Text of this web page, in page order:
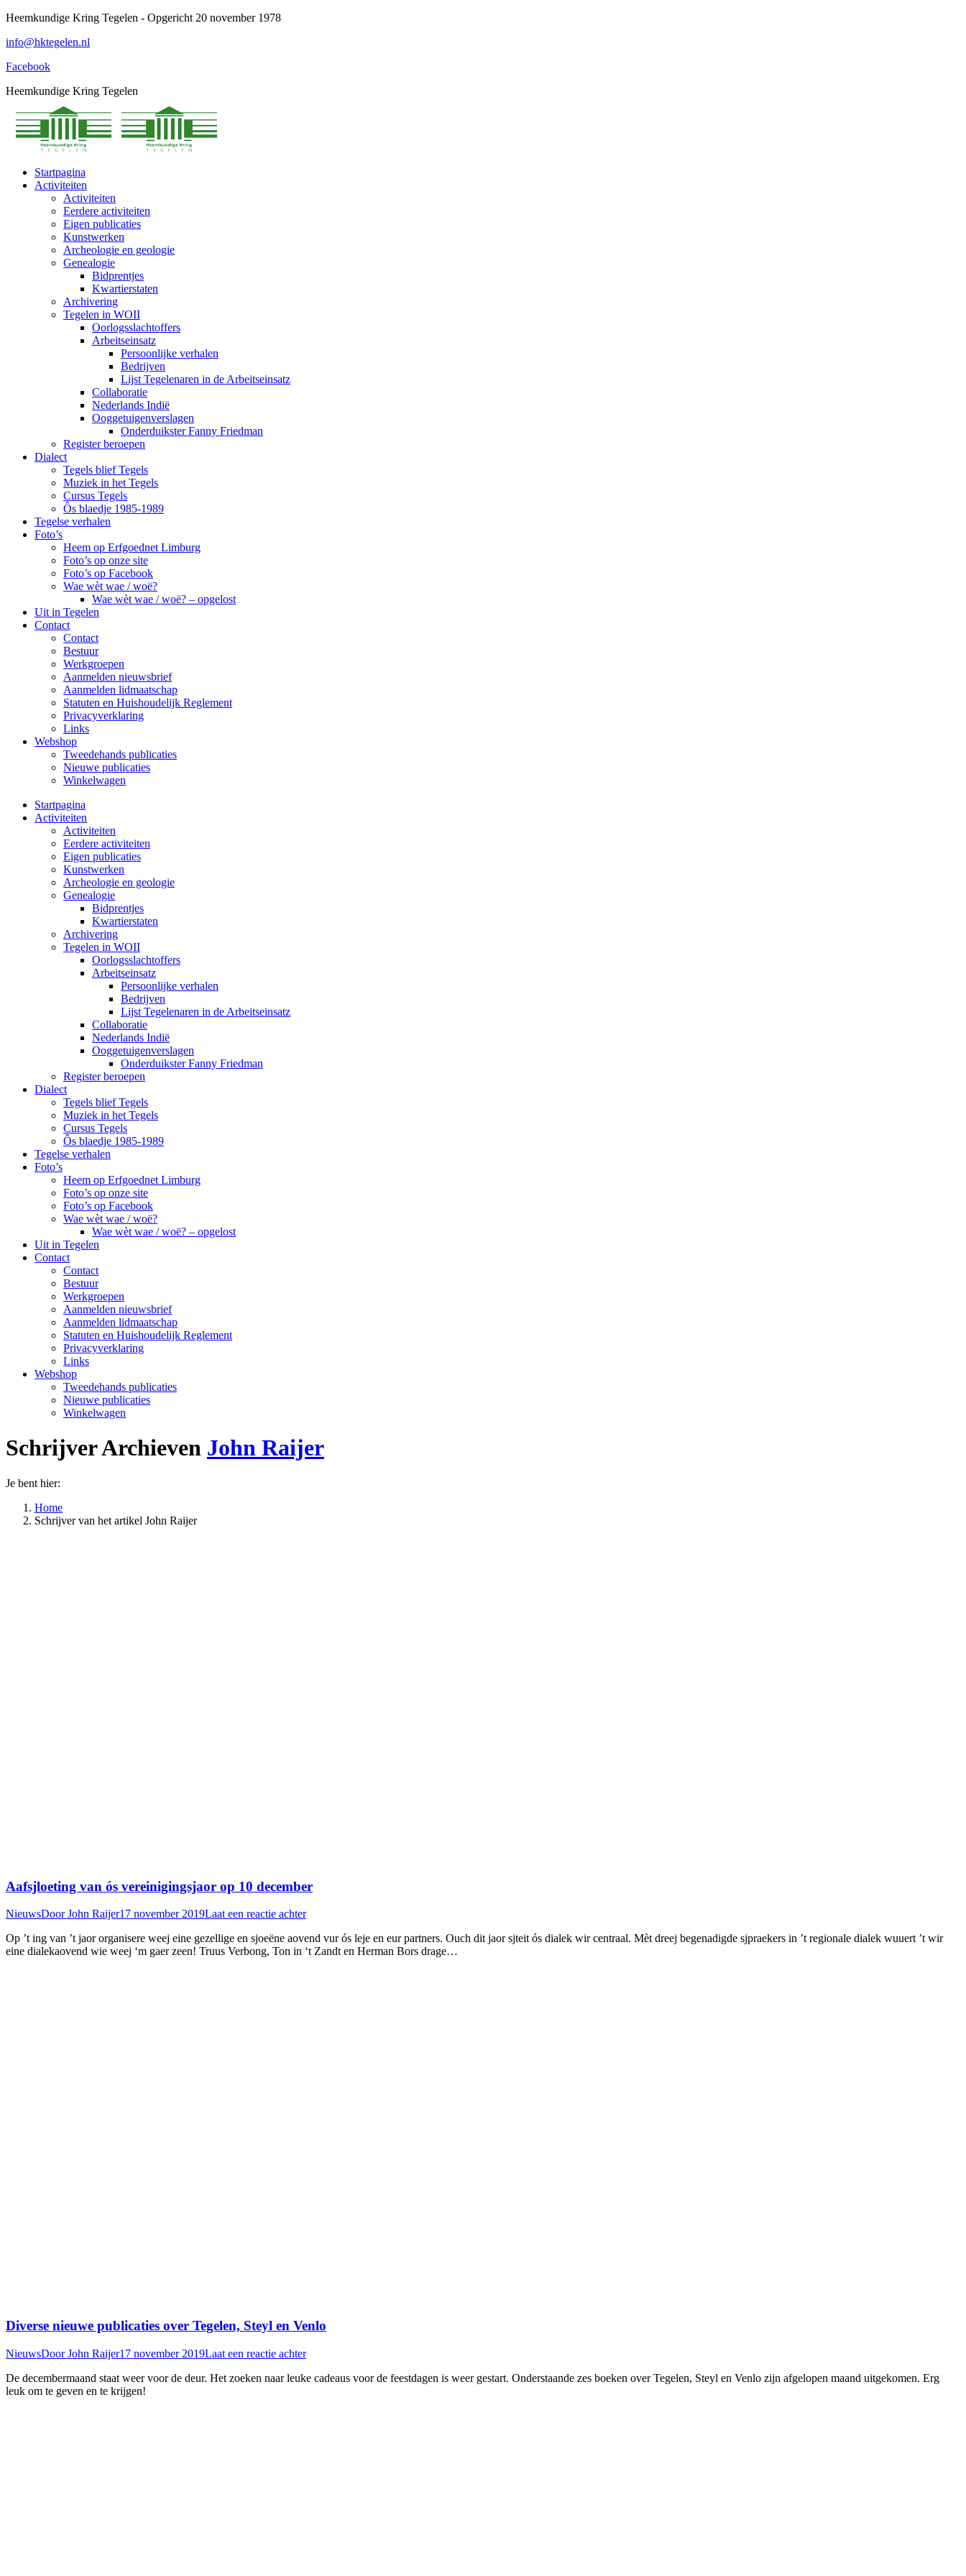
Spring
content
Heemkundige Kring Tegelen - Opgericht 20 november 1978
info@hktegelen.nl
Facebook
Heemkundige Kring Tegelen
Startpagina
Activiteiten
Activiteiten
Eerdere activiteiten
Eigen publicaties
Kunstwerken
Archeologie en geologie
Genealogie
Bidprentjes
Kwartierstaten
Archivering
Tegelen in WOII
Oorlogsslachtoffers
Arbeitseinsatz
Persoonlijke verhalen
Bedrijven
Lijst Tegelenaren in de Arbeitseinsatz
Collaboratie
Nederlands Indië
Ooggetuigenverslagen
Onderduikster Fanny Friedman
Register beroepen
Dialect
Tegels blief Tegels
Muziek in het Tegels
Cursus Tegels
Ôs blaedje 1985-1989
Tegelse verhalen
Foto’s
Heem op Erfgoednet Limburg
Foto’s op onze site
Foto’s op Facebook
Wae wèt wae / woë?
Wae wèt wae / woë? – opgelost
Uit in Tegelen
Contact
Contact
Bestuur
Werkgroepen
Aanmelden nieuwsbrief
Aanmelden lidmaatschap
Statuten en Huishoudelijk Reglement
Privacyverklaring
Links
Webshop
Tweedehands publicaties
Nieuwe publicaties
Winkelwagen
Startpagina
Activiteiten
Activiteiten
Eerdere activiteiten
Eigen publicaties
Kunstwerken
Archeologie en geologie
Genealogie
Bidprentjes
Kwartierstaten
Archivering
Tegelen in WOII
Oorlogsslachtoffers
Arbeitseinsatz
Persoonlijke verhalen
Bedrijven
Lijst Tegelenaren in de Arbeitseinsatz
Collaboratie
Nederlands Indië
Ooggetuigenverslagen
Onderduikster Fanny Friedman
Register beroepen
Dialect
Tegels blief Tegels
Muziek in het Tegels
Cursus Tegels
Ôs blaedje 1985-1989
Tegelse verhalen
Foto’s
Heem op Erfgoednet Limburg
Foto’s op onze site
Foto’s op Facebook
Wae wèt wae / woë?
Wae wèt wae / woë? – opgelost
Uit in Tegelen
Contact
Contact
Bestuur
Werkgroepen
Aanmelden nieuwsbrief
Aanmelden lidmaatschap
Statuten en Huishoudelijk Reglement
Privacyverklaring
Links
Webshop
Tweedehands publicaties
Nieuwe publicaties
Winkelwagen
Schrijver Archieven John Raijer
Je bent hier:
Home
Schrijver van het artikel John Raijer
Aafsjloeting van ós vereinigingsjaor op 10 december
NieuwsDoorJohn Raijer17 november 2019Laat een reactie achter
Op ’t ing van ’t jaor organisere weej eine gezellige en sjoeëne aovend vur ós leje en eur partners. Ouch dit jaor sjteit ós dialek wir centraal. Mèt dreej begenadigde sjpraekers in ’t regionale dialek wuuert ’t wir
eine dialekaovend wie weej ‘m gaer zeen! Truus Verbong, Ton in ‘t Zandt en Herman Bors drage…
Diverse nieuwe publicaties over Tegelen, Steyl en Venlo
NieuwsDoorJohn Raijer17 november 2019Laat een reactie achter
De decembermaand staat weer voor de deur. Het zoeken naar leuke cadeaus voor de feestdagen is weer gestart. Onderstaande zes boeken over Tegelen, Steyl en Venlo zijn afgelopen maand uitgekomen. Erg
leuk om te geven en te krijgen!